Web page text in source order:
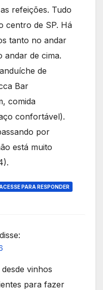
refeições. Tudo
centro de SP. Há
tanto no andar
andar de cima.
de
Bar
comida
confortável).
por
está muito
ACESSE PARA RESPONDER
disse:
vinhos
para fazer